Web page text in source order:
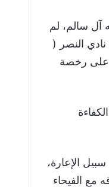
آل سالم، لم
النصر (
على رخصة
شهادة الكفاءة
على سبيل الإعارة،
مع الفيحاء